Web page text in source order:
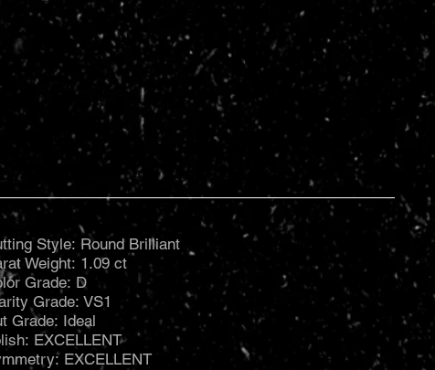
Style: Round Brilliant
Weight: 1.09 ct
Grade: D
Grade: VS1
Grade: Ideal
EXCELLENT
EXCELLENT